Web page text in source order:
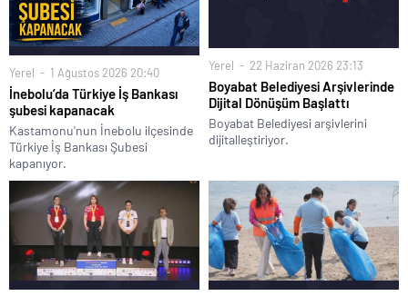
Yerel 1 Ağustos 2026 20:40
İnebolu’da Türkiye İş Bankası
şubesi kapanacak
Kastamonu'nun İnebolu ilçesinde
Türkiye İş Bankası Şubesi
kapanıyor.
Yerel 22 Haziran 2026 23:13
Boyabat Belediyesi Arşivlerinde
Dijital Dönüşüm Başlattı
Boyabat Belediyesi arşivlerini
dijitalleştiriyor.